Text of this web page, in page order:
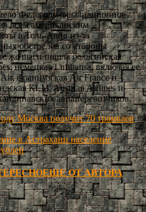
Федеральное авиационное
всем американским
в Тель-Авив из-за
обстрелов со стороны
шаги пошла бельгийская
немецкая Lufthansa, включая ее
французская Air France и
КLM, Austrian Airlines и
авиаперевозчиков.
Москва получит 70 трамваев
в Астрахани население
ЕЩЕ ОТ АВТОРА